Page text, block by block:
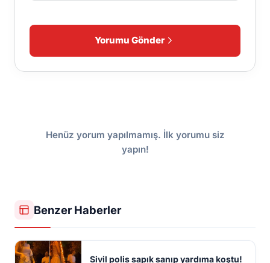
Yorumu Gönder
Henüz yorum yapılmamış. İlk yorumu siz
yapın!
Benzer Haberler
Sivil polis sapık sanıp yardıma koştu!